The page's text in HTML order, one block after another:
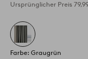
Ursprünglicher Preis
Farbe: Graugrün